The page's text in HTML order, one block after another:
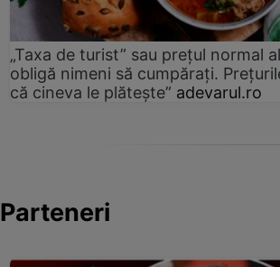
„Taxa de turist” sau prețul normal
obligă nimeni să cumpărați.
că cineva le plătește” adevarul.ro
Parteneri